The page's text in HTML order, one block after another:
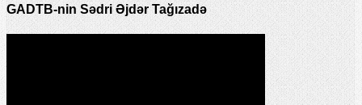
GADTB-nin Sədri Əjdər Tağızadə